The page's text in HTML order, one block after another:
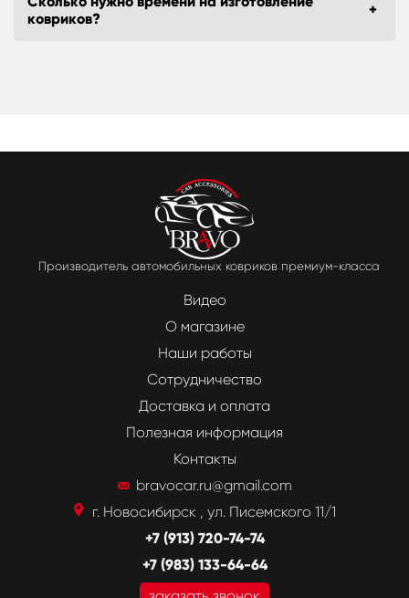
ковриков?
Производитель автомобильных ковриков премиум-класса
Видео
О магазине
Наши работы
Сотрудничество
Доставка и оплата
Полезная информация
Контакты
bravocar.ru@gmail.com
г. Новосибирск , ул. Писемского 11/1
+7 (913) 720-74-74
+7 (983) 133-64-64